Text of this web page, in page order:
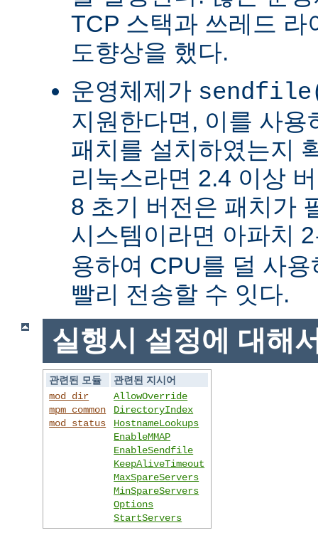
TCP 스택과 쓰레드 라
도향상을 했다.
운영체제가
지원한다면, 이를 사용
패치를 설치하였는지
리눅스라면 2.4 이상
8 초기 버전은 패치가
시스템이라면 아파치
용하여 CPU를 덜 사
빨리 전송할 수 잇다.
실행시 설정에 대해
관련된 모듈
관련된 지시어
mod_dir
mpm_common
mod_status
AllowOverride
DirectoryIndex
HostnameLookups
EnableMMAP
EnableSendfile
KeepAliveTimeout
MaxSpareServers
MinSpareServers
Options
StartServers